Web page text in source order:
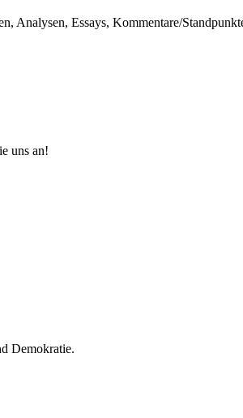
Analysen, Essays, Kommentare/
uns an!
Demokratie.